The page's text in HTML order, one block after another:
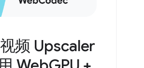
频 Upscaler